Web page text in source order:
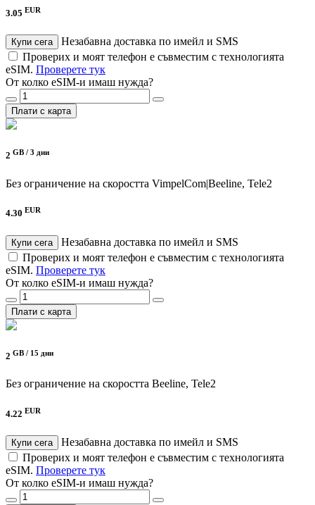
3.05 EUR
Купи сега
Незабавна доставка по имейл и SMS
Проверих и моят телефон е съвместим с технологията
eSIM. Проверете тук
От колко eSIM-и имаш нужда?
Плати с карта
2 GB / 3 дни
Без ограничение на скоростта VimpelCom|Beeline, Tele2
4.30 EUR
Купи сега
Незабавна доставка по имейл и SMS
Проверих и моят телефон е съвместим с технологията
eSIM. Проверете тук
От колко eSIM-и имаш нужда?
Плати с карта
2 GB / 15 дни
Без ограничение на скоростта Beeline, Tele2
4.22 EUR
Купи сега
Незабавна доставка по имейл и SMS
Проверих и моят телефон е съвместим с технологията
eSIM. Проверете тук
От колко eSIM-и имаш нужда?